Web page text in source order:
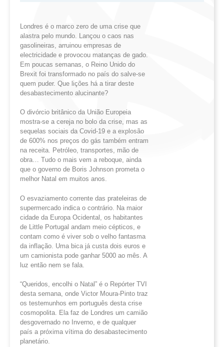
Londres é o marco zero de uma crise que
alastra pelo mundo. Lançou o caos nas
gasolineiras, arruinou empresas de
electricidade e provocou matanças de gado.
Em poucas semanas, o Reino Unido do
Brexit foi transformado no país do salve-se
quem puder. Que lições há a tirar deste
desabastecimento alucinante?
O divórcio britânico da União Europeia
mostra-se a cereja no bolo da crise, mas as
sequelas sociais da Covid-19 e a explosão
de 600% nos preços do gás também entram
na receita. Petróleo, transportes, mão de
obra… Tudo o mais vem a reboque, ainda
que o governo de Boris Johnson prometa o
melhor Natal em muitos anos.
O esvaziamento corrente das prateleiras de
supermercado indica o contrário. Na maior
cidade da Europa Ocidental, os habitantes
de Little Portugal andam meio cépticos, e
contam como é viver sob o velho fantasma
da inflação. Uma bica já custa dois euros e
um camionista pode ganhar 5000 ao mês. A
luz então nem se fala.
“Queridos, encolhi o Natal” é o Repórter TVI
desta semana, onde Victor Moura-Pinto traz
os testemunhos em português desta crise
cosmopolita. Ela faz de Londres um camião
desgovernado no Inverno, e de qualquer
país a próxima vítima do desabastecimento
planetário.